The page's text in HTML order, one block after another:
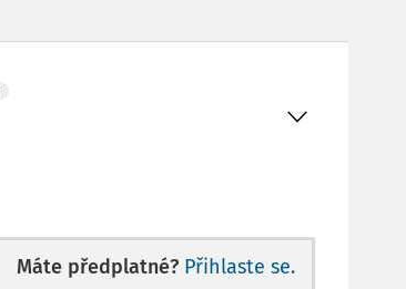
Máte předplatné? Přihlaste se.